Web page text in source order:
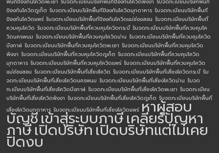
ป้องกันโควิดภูเก็ต รับจดทะเบียนบริษัทพื้นทีป้องกันโควิดมุกดาหาร รับจดทะเบียนบริษัทพื้นที
ป้องกันโควิดแพร่ รับจดทะเบียนบริษัทพื้นทีป้องกันโควิดแม่ฮ่องสอน รับจดทะเบียนบริษัทพื้นที่
ควบคุมโควิด รับจดทะเบียนบริษัทพื้นที่ควบคุมโควิดกระบี่ รับจดทะเบียนบริษัทพื้นที่ควบคุมโค
วิดนครพนม รับจดทะเบียนบริษัทพื้นที่ควบคุมโควิดน่าน รับจดทะเบียนบริษัทพื้นที่ควบคุมโควิด
บึงกาฬ รับจดทะเบียนบริษัทพื้นที่ควบคุมโควิดพะเยา รับจดทะเบียนบริษัทพื้นที่ควบคุมโควิด
พังงา รับจดทะเบียนบริษัทพื้นที่ควบคุมโควิดภูเก็ต รับจดทะเบียนบริษัทพื้นที่ควบคุมโควิด
มุกดาหาร รับจดทะเบียนบริษัทพื้นที่ควบคุมโควิดแพร่ รับจดทะเบียนบริษัทพื้นที่ควบคุมโควิด
แม่ฮ่องสอน รับจดทะเบียนบริษัทพื้นที่เสี่ยงโควิด รับจดทะเบียนบริษัทพื้นที่เสี่ยงโควิดกระบี่ รับ
จดทะเบียนบริษัทพื้นที่เสี่ยงโควิดนครพนม รับจดทะเบียนบริษัทพื้นที่เสี่ยงโควิดน่าน รับจด
ทะเบียนบริษัทพื้นที่เสี่ยงโควิดบึงกาฬ รับจดทะเบียนบริษัทพื้นที่เสี่ยงโควิดพะเยา รับจดทะเบียน
บริษัทพื้นที่เสี่ยงโควิดพังงา รับจดทะเบียนบริษัทพื้นที่เสี่ยงโควิดภูเก็ต รับจดทะเบียนบริษัทพื้นที่
เสี่ยงโควิดมุกดาหาร รับจดทะเบียนบริษัทพื้นที่เสี่ยงโควิดแพร่ หาผู้สอบ
บัญชีเข้าสู่ระบบภาษีเคลียร์ปัญหา
ภาษีเปิดบริษัทเปิดบริษัทแต่ไม่เคย
ปิดงบ